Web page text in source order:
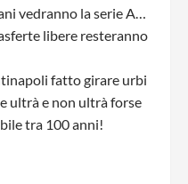
vedranno la serie A…
libere resteranno
fatto girare urbi
ultrà e non ultrà forse
tra 100 anni!